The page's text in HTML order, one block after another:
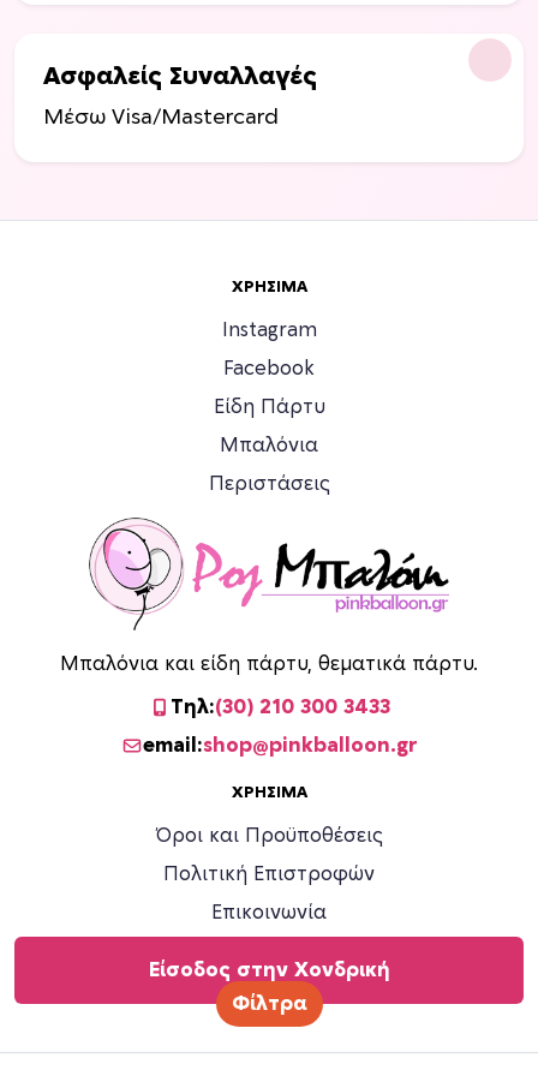
Φίλτρα
Ασφαλείς Συναλλαγές
Μέσω Visa/Mastercard
ΧΡΉΣΙΜΑ
Instagram
Facebook
Είδη Πάρτυ
Μπαλόνια
Περιστάσεις
Μπαλόνια και είδη πάρτυ, θεματικά πάρτυ.
Τηλ:(30) 210 300 3433
email:shop@pinkballoon.gr
ΧΡΉΣΙΜΑ
Όροι και Προϋποθέσεις
Πολιτική Επιστροφών
Επικοινωνία
Είσοδος στην Χονδρική